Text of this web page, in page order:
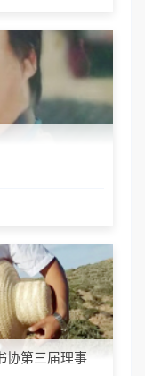
协第三届理事